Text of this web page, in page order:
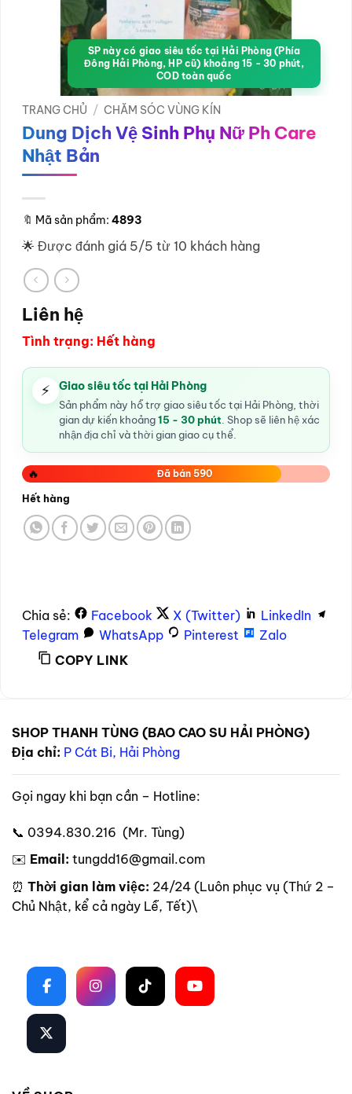
SP này có giao siêu tốc tại Hải Phòng (Phía
Đông Hải Phòng, HP cũ) khoảng 15 - 30 phút,
COD toàn quốc
TRANG CHỦ / CHĂM SÓC VÙNG KÍN
Dung Dịch Vệ Sinh Phụ Nữ Ph Care
Nhật Bản
🔖 Mã sản phẩm: 4893
🌟 Được đánh giá 5/5 từ 10 khách hàng
Liên hệ
Tình trạng: Hết hàng
⚡ Giao siêu tốc tại Hải Phòng
Sản phẩm này hỗ trợ giao siêu tốc tại Hải Phòng, thời
gian dự kiến khoảng15 - 30 phút. Shop sẽ liên hệ xác
nhận địa chỉ và thời gian giao cụ thể.
🔥 Đã bán 590
Hết hàng
Chia sẻ: Facebook X (Twitter)
LinkedIn
Telegram
WhatsApp Pinterest
Zalo
COPY LINK
SHOP THANH TÙNG (BAO CAO SU HẢI PHÒNG)
Địa chỉ: P Cát Bi, Hải Phòng
Gọi ngay khi bạn cần – Hotline:
📞 0394.830.216 (Mr. Tùng)
✉️ Email: tungdd16@gmail.com
⏰ Thời gian làm việc: 24/24 (Luôn phục vụ (Thứ 2 –
Chủ Nhật, kể cả ngày Lễ, Tết)\